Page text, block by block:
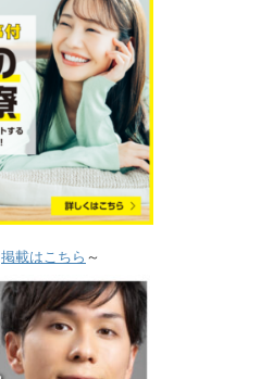
掲載はこちら ～